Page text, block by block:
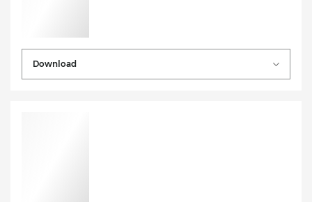
Download